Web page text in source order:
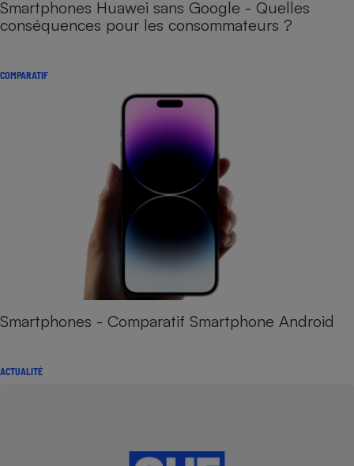
Smartphones Huawei sans Google - Quelles
conséquences pour les consommateurs ?
COMPARATIF
Smartphones - Comparatif Smartphone Android
ACTUALITÉ